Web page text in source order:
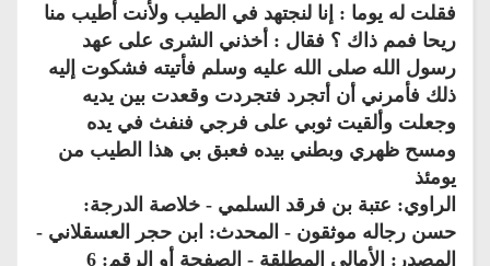
فقلت له يوما : إنا لنجتهد في الطيب ولأنت أطيب منا
ريحا فمم ذاك ؟ فقال : أخذني الشرى على عهد
رسول الله صلى الله عليه وسلم فأتيته فشكوت إليه
ذلك فأمرني أن أتجرد فتجردت وقعدت بين يديه
وجعلت وألقيت ثوبي على فرجي فنفث في يده
ومسح ظهري وبطني بيده فعبق بي هذا الطيب من
يومئذ
الراوي: عتبة بن فرقد السلمي - خلاصة الدرجة:
حسن رجاله موثقون - المحدث: ابن حجر العسقلاني -
المصدر: الأمالي المطلقة - الصفحة أو الرقم: 6